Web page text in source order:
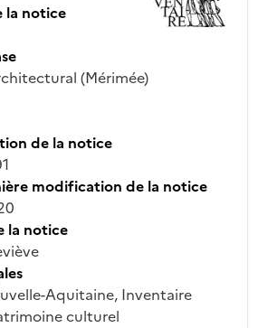
la notice
(Mérimée)
de la notice
modification de la notice
la notice
Aquitaine, Inventaire
culturel